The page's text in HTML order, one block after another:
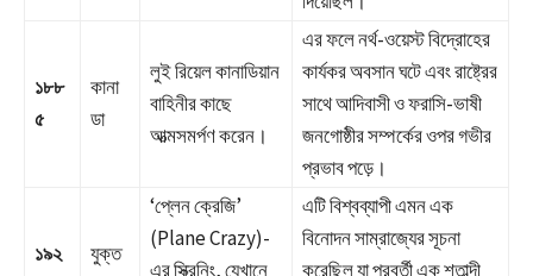
১৮৮
৫
কানা
ডা
লুই রিয়েল কানাডিয়ান
বাহিনীর কাছে
আত্মসমর্পণ করেন।
এর ফলে নর্থ-ওয়েস্ট বিদ্রোহের
কার্যকর অবসান ঘটে এবং রাষ্ট্রের
সাথে আদিবাসী ও ফরাসি-ভাষী
জনগোষ্ঠীর সম্পর্কের ওপর গভীর
প্রভাব পড়ে।
১৯২
যুক্ত
‘প্লেন ক্রেজি’
(Plane Crazy)-
এর স্ক্রিনিং, যেখানে
এটি বিশ্বব্যাপী এমন এক
বিনোদন সাম্রাজ্যের সূচনা
করেছিল যা পরবর্তী এক শতাব্দী